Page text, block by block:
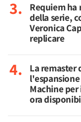
Requiem
della serie,
Veronica
replicare
La remaster
Machine
ora